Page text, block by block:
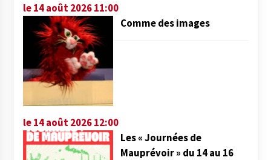
le 14 août 2026 11:00
Comme des images
le 14 août 2026 12:00
Les « Journées de
Mauprévoir » du 14 au 16